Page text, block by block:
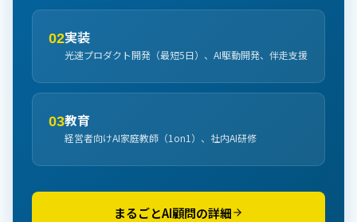
02実装
光速プロダクト開発（最短5日）、AI駆動開発、伴走支援
03教育
経営者向けAI家庭教師（1on1）、社内AI研修
まるごとAI顧問の詳細